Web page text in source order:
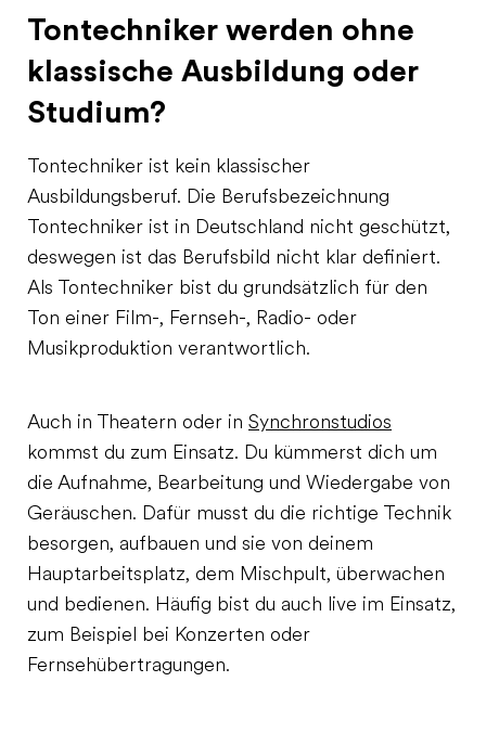
Tontechniker werden ohne
klassische Ausbildung oder
Studium?
Tontechniker ist kein klassischer
Ausbildungsberuf. Die Berufsbezeichnung
Tontechniker ist in Deutschland nicht geschützt,
deswegen ist das Berufsbild nicht klar definiert.
Als Tontechniker bist du grundsätzlich für den
Ton einer Film-, Fernseh-, Radio- oder
Musikproduktion verantwortlich.
Auch in Theatern oder in Synchronstudios
kommst du zum Einsatz. Du kümmerst dich um
die Aufnahme, Bearbeitung und Wiedergabe von
Geräuschen. Dafür musst du die richtige Technik
besorgen, aufbauen und sie von deinem
Hauptarbeitsplatz, dem Mischpult, überwachen
und bedienen. Häufig bist du auch live im Einsatz,
zum Beispiel bei Konzerten oder
Fernsehübertragungen.